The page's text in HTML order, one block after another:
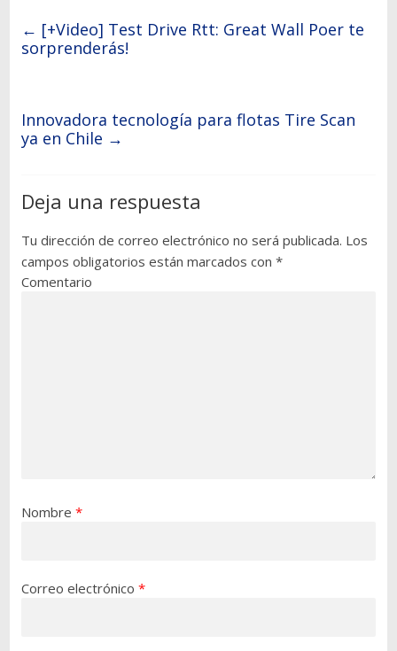
← [+Video] Test Drive Rtt: Great Wall Poer te
sorprenderás!
Innovadora tecnología para flotas Tire Scan
ya en Chile →
Deja una respuesta
Tu dirección de correo electrónico no será publicada. Los
campos obligatorios están marcados con *
Comentario
Nombre *
Correo electrónico *